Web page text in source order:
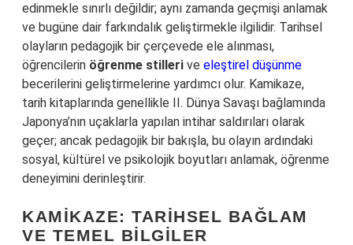
edinmekle sınırlı değildir; aynı zamanda geçmişi anlamak
ve bugüne dair farkındalık geliştirmekle ilgilidir. Tarihsel
olayların pedagojik bir çerçevede ele alınması,
öğrencilerin öğrenme stilleri ve eleştirel düşünme
becerilerini geliştirmelerine yardımcı olur. Kamikaze,
tarih kitaplarında genellikle II. Dünya Savaşı bağlamında
Japonya’nın uçaklarla yapılan intihar saldırıları olarak
geçer; ancak pedagojik bir bakışla, bu olayın ardındaki
sosyal, kültürel ve psikolojik boyutları anlamak, öğrenme
deneyimini derinleştirir.
KAMIKAZE: TARIHSEL BAĞLAM
VE TEMEL BILGILER